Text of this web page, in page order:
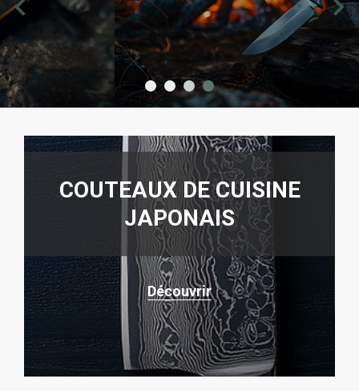
COUTEAUX DE CUISINE
JAPONAIS
Découvrir